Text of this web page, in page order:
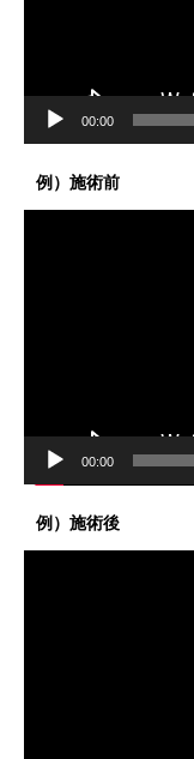
00:00
例）施術前
00:00
例）施術後